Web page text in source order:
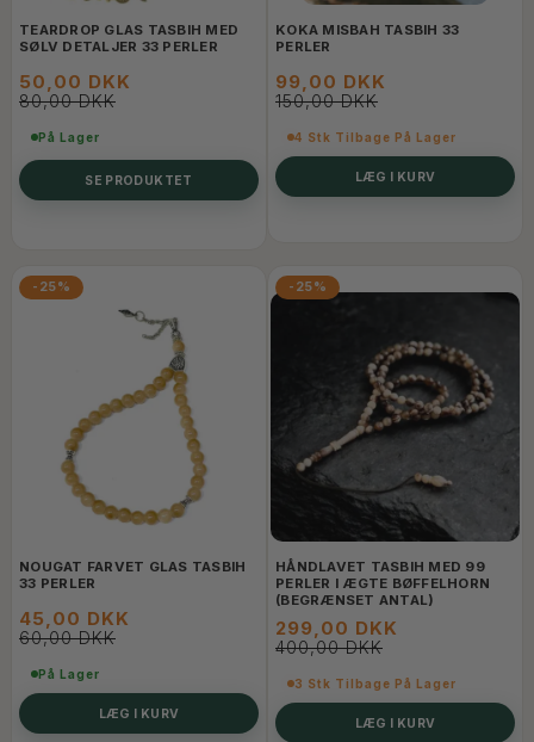
TEARDROP GLAS TASBIH MED
SØLV DETALJER 33 PERLER
50,00 DKK
80,00 DKK
På Lager
SE PRODUKTET
KOKA MISBAH TASBIH 33
PERLER
99,00 DKK
150,00 DKK
4 Stk Tilbage På Lager
LÆG I KURV
-25%
NOUGAT FARVET GLAS TASBIH
33 PERLER
45,00 DKK
60,00 DKK
På Lager
LÆG I KURV
-25%
HÅNDLAVET TASBIH MED 99
PERLER I ÆGTE BØFFELHORN
(BEGRÆNSET ANTAL)
299,00 DKK
400,00 DKK
3 Stk Tilbage På Lager
LÆG I KURV